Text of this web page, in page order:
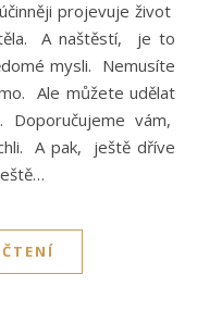
projevuje život
těla. A naštěstí, je to
mysli. Nemusíte
Ale můžete udělat
vám,
A pak, ještě dříve